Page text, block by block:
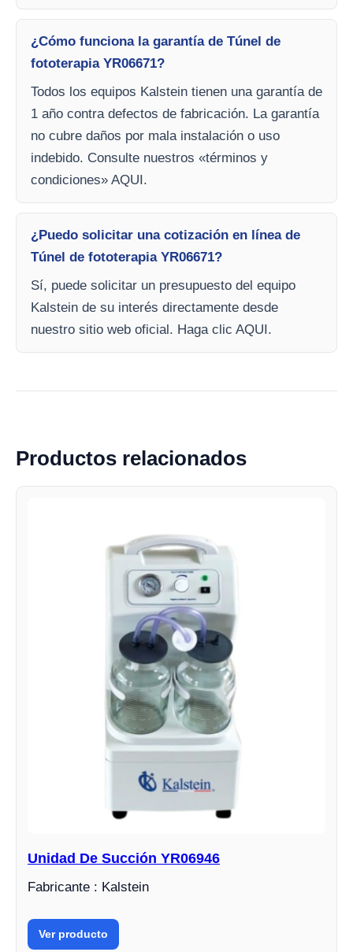
¿Cómo funciona la garantía de Túnel de
fototerapia YR06671?
Todos los equipos Kalstein tienen una garantía de
1 año contra defectos de fabricación. La garantía
no cubre daños por mala instalación o uso
indebido. Consulte nuestros «términos y
condiciones» AQUI.
¿Puedo solicitar una cotización en línea de
Túnel de fototerapia YR06671?
Sí, puede solicitar un presupuesto del equipo
Kalstein de su interés directamente desde
nuestro sitio web oficial. Haga clic AQUI.
Productos relacionados
Unidad De Succión YR06946
Fabricante : Kalstein
Ver producto